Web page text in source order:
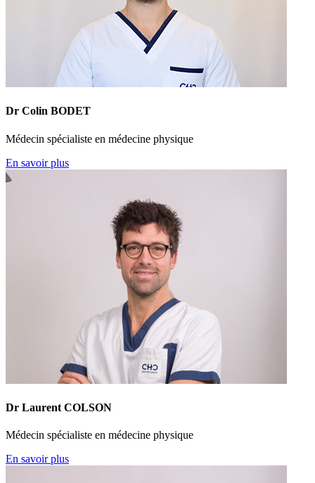
Dr Colin BODET
Médecin spécialiste en médecine physique
En savoir plus
Dr Laurent COLSON
Médecin spécialiste en médecine physique
En savoir plus